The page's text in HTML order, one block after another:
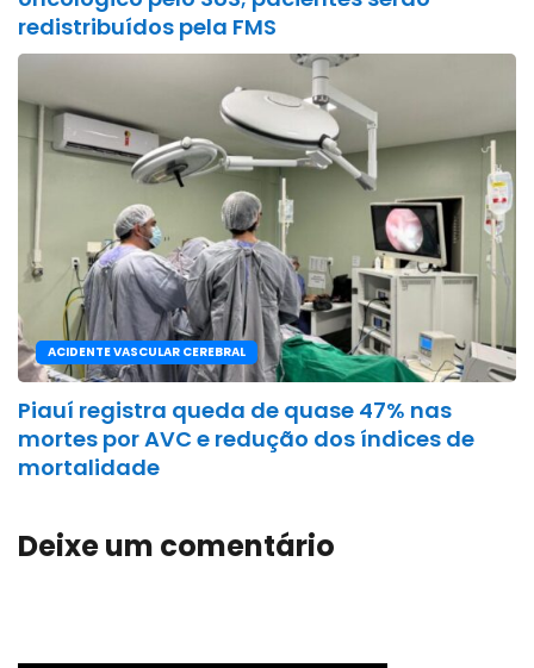
redistribuídos pela FMS
ACIDENTE VASCULAR CEREBRAL
Piauí registra queda de quase 47% nas
mortes por AVC e redução dos índices de
mortalidade
Deixe um comentário